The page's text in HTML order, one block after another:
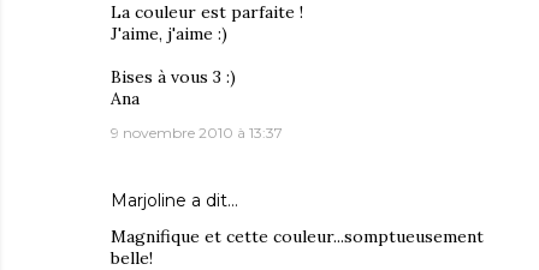
La couleur est parfaite !
J'aime, j'aime :)
Bises à vous 3 :)
Ana
9 novembre 2010 à 13:37
Marjoline a dit…
Magnifique et cette couleur...somptueusement
belle!